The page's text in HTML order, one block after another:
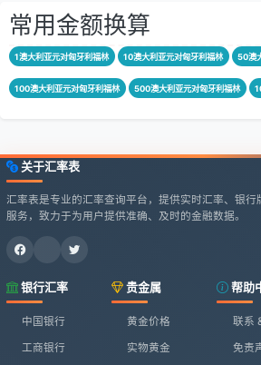
常用金额换算
1澳大利亚元对匈牙利福林 10澳大利亚元对匈牙利福林 50澳
100澳大利亚元对匈牙利福林 500澳大利亚元对匈牙利福林
关于汇率表
汇率表是专业的汇率查询平台，提供实时汇率、银
服务，致力于为用户提供准确、及时的金融数据。
银行汇率
中国银行
工商银行
贵金属
黄金价格
实物黄金
帮助
联系
免责